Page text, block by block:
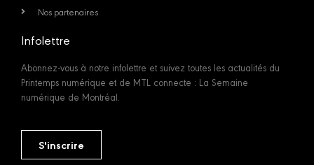
Nos partenaires
Infolettre
Abonnez-vous à notre infolettre et suivez toutes les actualités du
Printemps numérique et de MTL connecte : La Semaine
numérique de Montréal.
S'inscrire